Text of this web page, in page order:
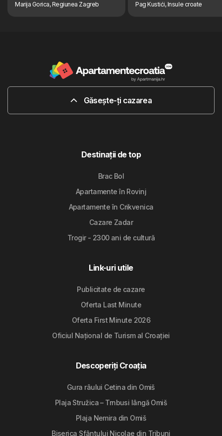
Marija Gorica, Regiunea Zagreb Pag Kustići, Insule croate
Găsește-ți cazarea
Destinaţii de top
Brac Bol
Apartamente în Rovinj
Apartamente în Crikvenica
Cazare Zadar
Trogir - 2300 ani de cultură
Link-uri utile
Publicitate de cazare
Oferta Last Minute
Oferta First Minute 2026
Oficiul Național de Turism al Croației
Descoperiți Croația
Gura râului Cetina din Omiš
Plaja Stružica – Trnbusi lângă Omiš
Plaja Nemira din Omiš
Biserica Sfântului Nicolae din Tribunj